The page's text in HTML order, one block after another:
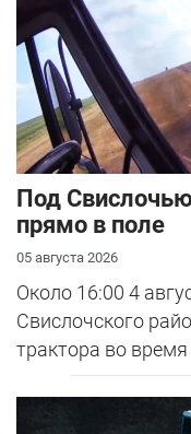
Под Свислочью
прямо в поле
05 августа 2026
Около 16:00 4
Свислочского
трактора во